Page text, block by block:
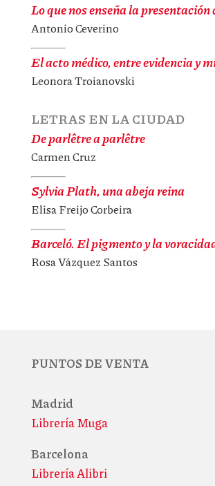
Lo que nos enseña la presentación
Antonio Ceverino
El acto médico, entre evidencia y
Leonora Troianovski
LETRAS EN LA CIUDAD
De parlêtre a parlêtre
Carmen Cruz
Sylvia Plath, una abeja reina
Elisa Freijo Corbeira
Barceló. El pigmento y la
Rosa Vázquez Santos
PUNTOS DE VENTA
Madrid
Librería Muga
Barcelona
Librería Alibri